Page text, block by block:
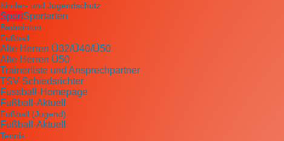
Kinder- und Jugendschutz
SportSportarten
Badminton
Fußball
Alte Herren Ü32/Ü40/Ü50
Alte Herren Ü50
Trainerliste und Ansprechpartner
TSV-Schiedsrichter
Fussball-Homepage
Fußball-Aktuell
Fußball (Jugend)
Fußball-Aktuell
Tennis